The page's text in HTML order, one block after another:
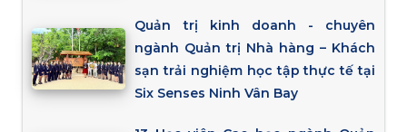
Quản trị kinh doanh - chuyên
ngành Quản trị Nhà hàng – Khách
sạn trải nghiệm học tập thực tế tại
Six Senses Ninh Vân Bay